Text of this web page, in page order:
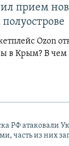
прием
Ozon
в Крым? В
РФ атаковали
часть из них